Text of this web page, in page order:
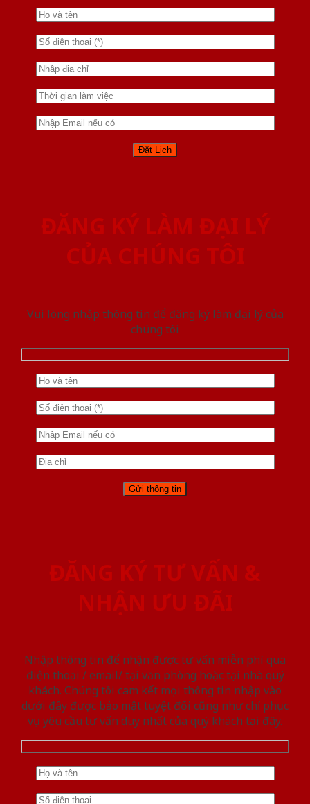
ĐĂNG KÝ LÀM ĐẠI LÝ
CỦA CHÚNG TÔI
Vui lòng nhập thông tin để đăng ký làm đại lý của
chúng tôi
ĐĂNG KÝ TƯ VẤN &
NHẬN ƯU ĐÃI
Nhập thông tin để nhận được tư vấn miễn phí qua
điện thoại / email/ tại văn phòng hoặc tại nhà quý
khách. Chúng tôi cam kết mọi thông tin nhập vào
dưới đây được bảo mật tuyệt đối cũng như chỉ phục
vụ yêu cầu tư vấn duy nhất của quý khách tại đây.